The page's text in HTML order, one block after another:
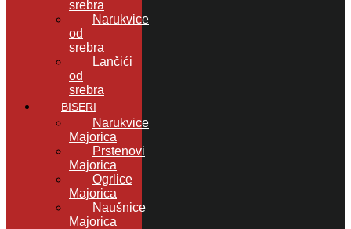
srebra
Narukvice
od
srebra
Lančići
od
srebra
BISERI
Narukvice
Majorica
Prstenovi
Majorica
Ogrlice
Majorica
Naušnice
Majorica